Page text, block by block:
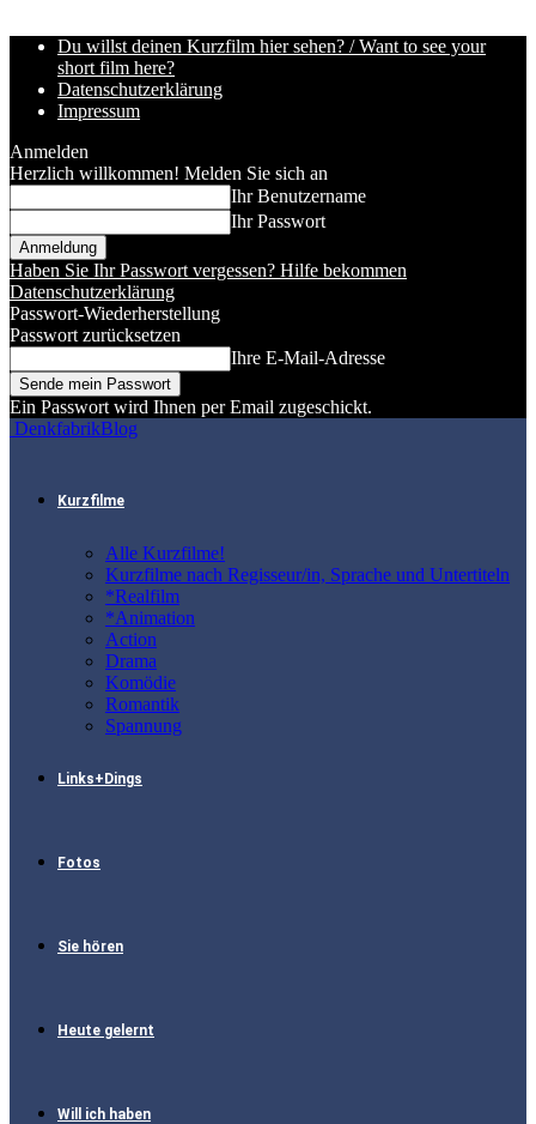
Du willst deinen Kurzfilm hier sehen? / Want to see your
short film here?
Datenschutzerklärung
Impressum
Anmelden
Herzlich willkommen! Melden Sie sich an
Ihr Benutzername
Ihr Passwort
Haben Sie Ihr Passwort vergessen? Hilfe bekommen
Datenschutzerklärung
Passwort-Wiederherstellung
Passwort zurücksetzen
Ihre E-Mail-Adresse
Ein Passwort wird Ihnen per Email zugeschickt.
DenkfabrikBlog
Kurzfilme
Alle Kurzfilme!
Kurzfilme nach Regisseur/in, Sprache und Untertiteln
*Realfilm
*Animation
Action
Drama
Komödie
Romantik
Spannung
Links+Dings
Fotos
Sie hören
Heute gelernt
Will ich haben